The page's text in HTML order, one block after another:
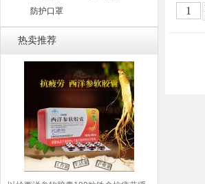
防护口罩
热卖推荐